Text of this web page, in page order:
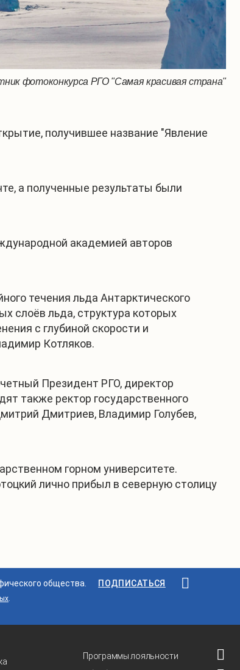
фотоконкурса РГО "Самая красивая страна"
получившее название "Явление
а полученные результаты были
академией авторов
течения льда Антарктического
слоёв льда, структура которых
с глубиной скорости и
Котляков.
Президент РГО, директор
также ректор государственного
Дмитриев, Владимир Голубев,
горном университете.
лично прибыл в северную столицу
общества. ПОДПИСАТЬСЯ
.
Программы лояльности